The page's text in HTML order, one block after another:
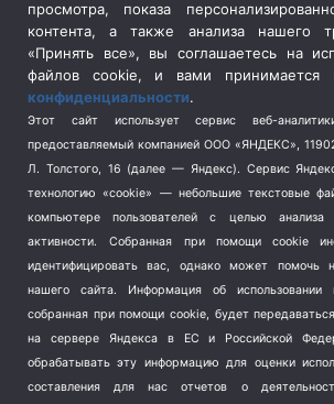
Социальная политика
(3)
Спецоперация в Украине
Спецоперация на Украине
(404)
Спорт (740)
Терроризм (1)
Транспорт (262)
Туризм (178)
Школа и спорт (2)
Экология (8)
Экономика (1172)
просмотра, показа
контента, а также анализа нашего
«Принять все», вы соглашаетесь на
файлов cookie, и вами
конфиденциальности.
Этот сайт использует сервис веб-
предоставляемый компанией ООО «ЯНДЕКС»,
Л. Толстого, 16 (далее — Яндекс). Сервис
технологию «cookie» — небольшие текстовые
компьютере пользователей с целью анализа
активности.
Собранная при помощи cookie
идентифицировать вас, однако может помочь
нашего сайта. Информация об использовании
собранная при помощи cookie, будет
на сервере Яндекса в ЕС и Российской
обрабатывать эту информацию для оценки
составления для нас отчетов о